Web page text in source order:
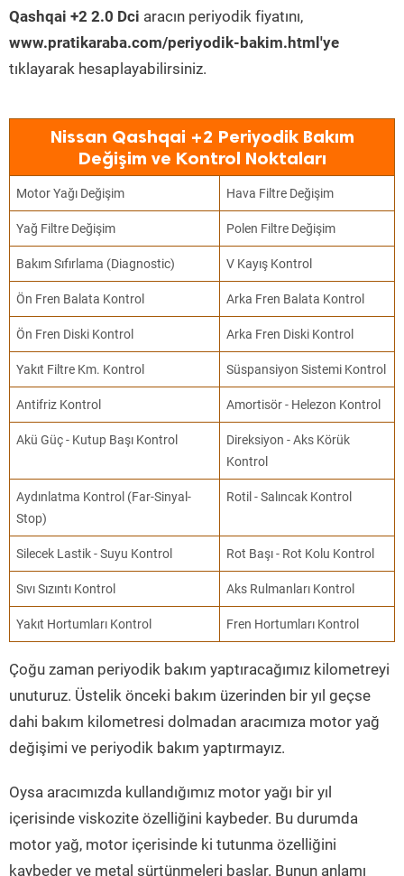
Qashqai +2 2.0 Dci aracın periyodik fiyatını,
www.pratikaraba.com/periyodik-bakim.html'ye
tıklayarak hesaplayabilirsiniz.
Nissan Qashqai +2 Periyodik Bakım
Değişim ve Kontrol Noktaları
Motor Yağı Değişim Hava Filtre Değişim
Yağ Filtre Değişim Polen Filtre Değişim
Bakım Sıfırlama (Diagnostic) V Kayış Kontrol
Ön Fren Balata Kontrol Arka Fren Balata Kontrol
Ön Fren Diski Kontrol Arka Fren Diski Kontrol
Yakıt Filtre Km. Kontrol Süspansiyon Sistemi Kontrol
Antifriz Kontrol Amortisör - Helezon Kontrol
Akü Güç - Kutup Başı Kontrol
Direksiyon - Aks Körük
Kontrol
Aydınlatma Kontrol (Far-Sinyal-
Stop)
Rotil - Salıncak Kontrol
Silecek Lastik - Suyu Kontrol Rot Başı - Rot Kolu Kontrol
Sıvı Sızıntı Kontrol Aks Rulmanları Kontrol
Yakıt Hortumları Kontrol Fren Hortumları Kontrol
Çoğu zaman periyodik bakım yaptıracağımız kilometreyi
unuturuz. Üstelik önceki bakım üzerinden bir yıl geçse
dahi bakım kilometresi dolmadan aracımıza motor yağ
değişimi ve periyodik bakım yaptırmayız.
Oysa aracımızda kullandığımız motor yağı bir yıl
içerisinde viskozite özelliğini kaybeder. Bu durumda
motor yağ, motor içerisinde ki tutunma özelliğini
kaybeder ve metal sürtünmeleri başlar. Bunun anlamı